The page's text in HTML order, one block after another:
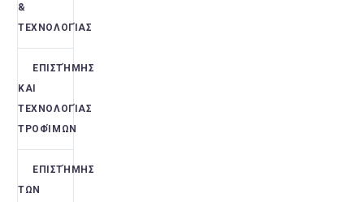
&
ΤΕΧΝΟΛΟΓΊΑΣ
ΕΠΙΣΤΉΜΗΣ
ΚΑΙ
ΤΕΧΝΟΛΟΓΊΑΣ
ΤΡΟΦΊΜΩΝ
ΕΠΙΣΤΉΜΗΣ
ΤΩΝ